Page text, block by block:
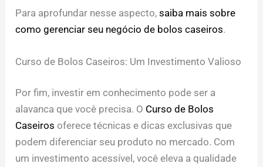
Para aprofundar nesse aspecto,saiba mais sobre
como gerenciar seu negócio de bolos caseiros.
Curso de Bolos Caseiros: Um Investimento Valioso
Por fim, investir em conhecimento pode ser a
alavanca que você precisa. O Curso de Bolos
Caseiros oferece técnicas e dicas exclusivas que
podem diferenciar seu produto no mercado. Com
um investimento acessível, você eleva a qualidade